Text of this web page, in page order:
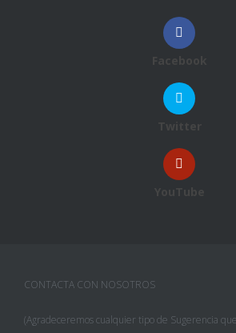
Facebook
Twitter
YouTube
CONTACTA CON NOSOTROS
(Agradeceremos cualquier tipo de Sugerencia